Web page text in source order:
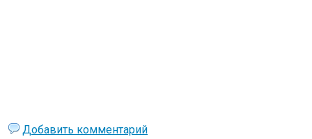
Добавить комментарий